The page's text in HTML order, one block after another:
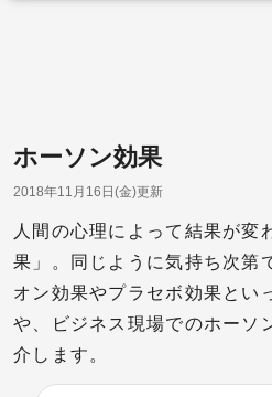
ホーソン効果
2018年11月16日(金)更新
人間の心理によって結果が変
果」。同じように気持ち次第
オン効果やプラセボ効果とい
や、ビジネス現場でのホーソ
介します。